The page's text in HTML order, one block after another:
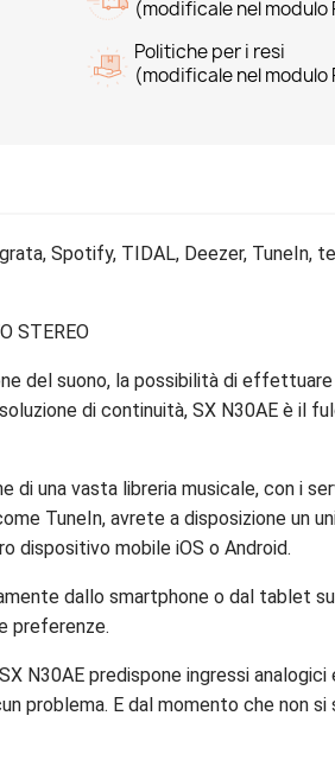
(modificale nel
Politiche per i resi
(modificale nel
Spotify, TIDAL, Deezer, TuneIn,
STEREO
del suono, la possibilità di
di continuità, SX N30AE è il
di una vasta libreria musicale, con i
TuneIn, avrete a disposizione un
dispositivo mobile iOS o Android.
dallo smartphone o dal tablet
preferenze.
N30AE predispone ingressi
problema. E dal momento che non